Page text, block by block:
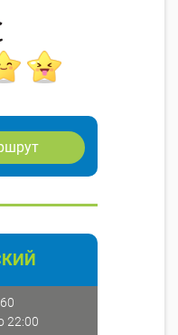
22:00